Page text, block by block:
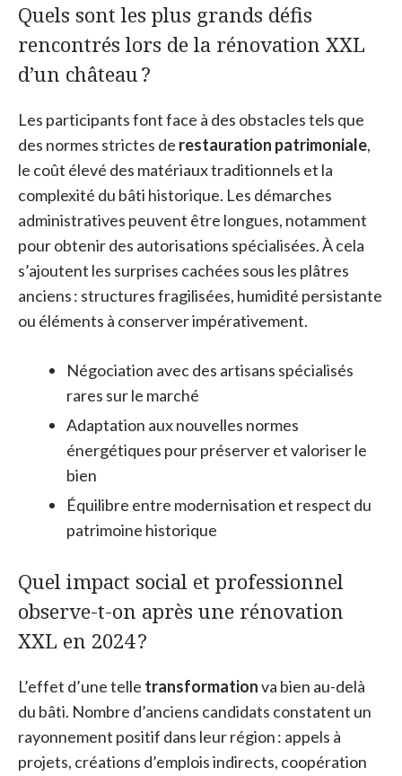
Quels sont les plus grands défis
rencontrés lors de la rénovation XXL
d’un château ?
Les participants font face à des obstacles tels que
des normes strictes de restauration patrimoniale,
le coût élevé des matériaux traditionnels et la
complexité du bâti historique. Les démarches
administratives peuvent être longues, notamment
pour obtenir des autorisations spécialisées. À cela
s’ajoutent les surprises cachées sous les plâtres
anciens : structures fragilisées, humidité persistante
ou éléments à conserver impérativement.
Négociation avec des artisans spécialisés
rares sur le marché
Adaptation aux nouvelles normes
énergétiques pour préserver et valoriser le
bien
Équilibre entre modernisation et respect du
patrimoine historique
Quel impact social et professionnel
observe-t-on après une rénovation
XXL en 2024 ?
L’effet d’une telle transformationva bien au-delà
du bâti. Nombre d’anciens candidats constatent un
rayonnement positif dans leur région : appels à
projets, créations d’emplois indirects, coopération